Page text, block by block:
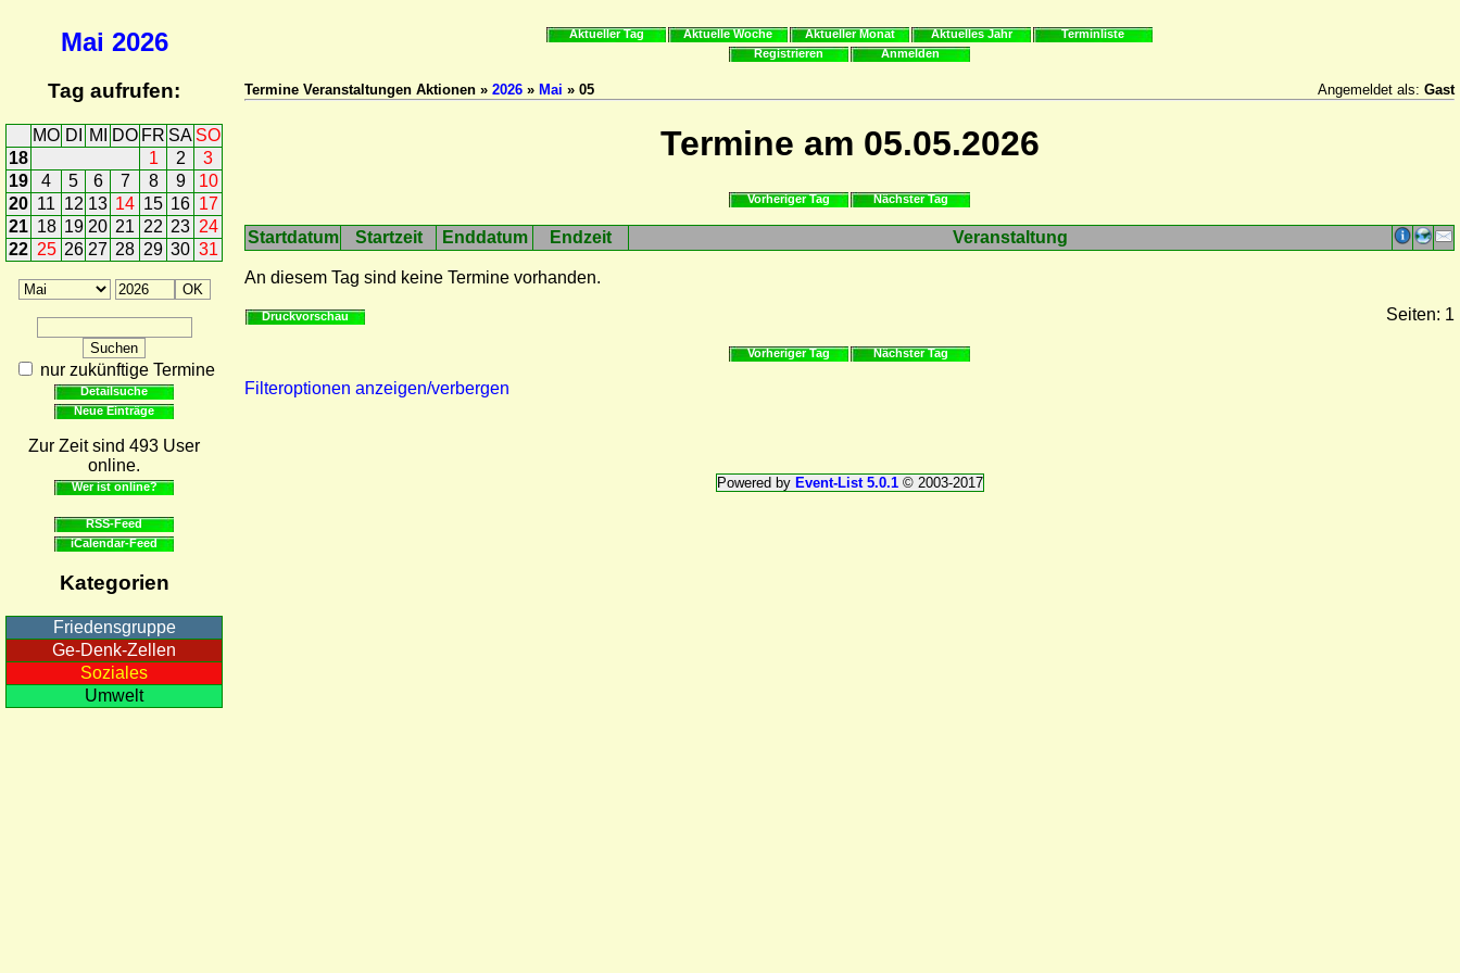
Mai 2026
Tag aufrufen:
MO DI MI DO FR SA SO
18
1 2
3
19
4 5 6 7 8 9
10
20 11 12 13 14 15 16 17
21 18 19 20 21 22 23 24
22 25 26 27 28 29 30 31
nur zukünftige Termine
Detailsuche
Neue Einträge
Zur Zeit sind 493 User
online.
Wer ist online?
RSS-Feed
iCalendar-Feed
Kategorien
Friedensgruppe
Ge-Denk-Zellen
Soziales
Umwelt
Aktueller Tag Aktuelle Woche Aktueller Monat Aktuelles Jahr
Terminliste
Registrieren
Anmelden
Termine Veranstaltungen Aktionen » 2026 » Mai » 05 Angemeldet als: Gast
Termine am 05.05.2026
Vorheriger Tag Nächster Tag
Startdatum Startzeit Enddatum Endzeit Veranstaltung
An diesem Tag sind keine Termine vorhanden.
Druckvorschau Seiten: 1
Vorheriger Tag Nächster Tag
Filteroptionen anzeigen/verbergen
Powered by Event-List 5.0.1© 2003-2017